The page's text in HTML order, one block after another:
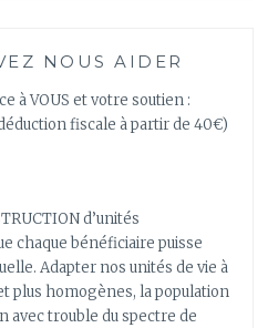
NOUS AIDER
à VOUS et votre soutien :
fiscale à partir de 40€)
d’unités
chaque bénéficiaire puisse
Adapter nos unités de vie à
plus homogènes, la population
avec trouble du spectre de